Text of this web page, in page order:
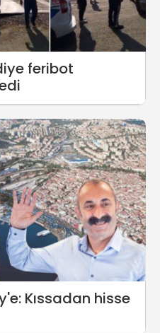
feribot
Kıssadan hisse